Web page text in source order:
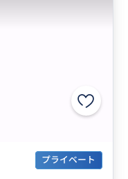
プライベート